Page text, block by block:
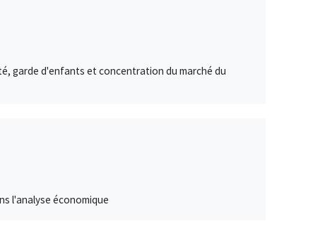
garde d'enfants et concentration du marché du
l'analyse économique